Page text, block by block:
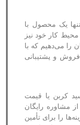
یک محصول با
محیط کار خود نیز
را می‌دهیم که با
و پشتیبانی
کربن یا قیمت
مشاوره رایگان
را برای تأمین